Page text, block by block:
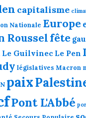
capitalisme
Nationale Europe
Rousselfête
Le Guilvinec Le Pen
législatives Macron
paix
Pont L'Abbé